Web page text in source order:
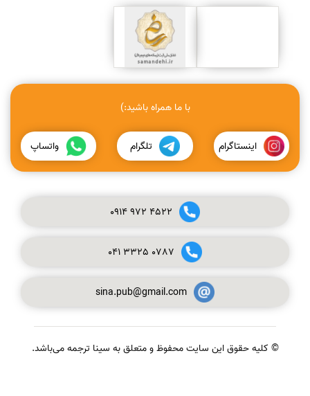
با ما همراه باشید:)
اینستاگرام تلگرام واتساپ
0914972 4522
041 3325 0787
sina.pub@gmail.com
© کلیه حقوق این سایت محفوظ و متعلق به سینا ترجمه می‌باشد.